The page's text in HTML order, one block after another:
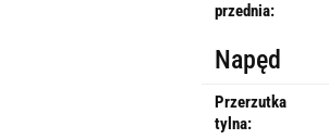
przednia:
Napęd
Przerzutka
tylna: